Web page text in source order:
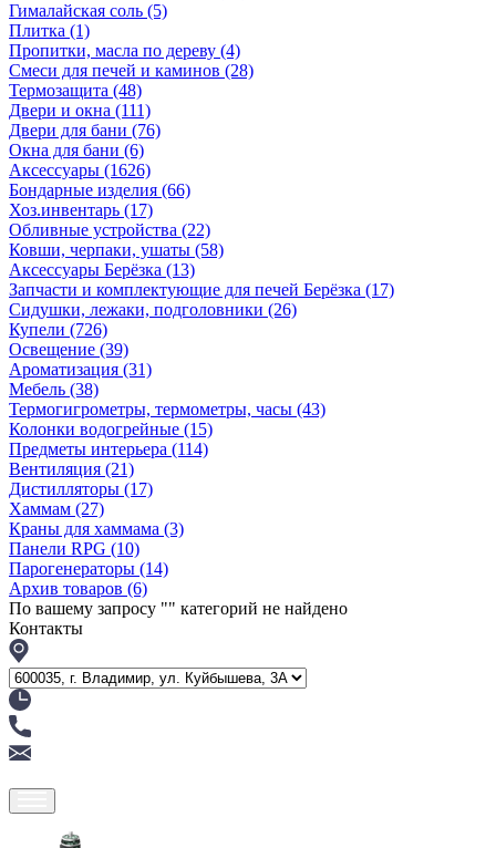
Гималайская соль (5)
Плитка (1)
Пропитки, масла по дереву (4)
Смеси для печей и каминов (28)
Термозащита (48)
Двери и окна (111)
Двери для бани (76)
Окна для бани (6)
Аксессуары (1626)
Бондарные изделия (66)
Хоз.инвентарь (17)
Обливные устройства (22)
Ковши, черпаки, ушаты (58)
Аксессуары Берёзка (13)
Запчасти и комплектующие для печей Берёзка (17)
Сидушки, лежаки, подголовники (26)
Купели (726)
Освещение (39)
Ароматизация (31)
Мебель (38)
Термогигрометры, термометры, часы (43)
Колонки водогрейные (15)
Предметы интерьера (114)
Вентиляция (21)
Дистилляторы (17)
Хаммам (27)
Краны для хаммама (3)
Панели RPG (10)
Парогенераторы (14)
Архив товаров (6)
По вашему запросу "" категорий не найдено
Контакты